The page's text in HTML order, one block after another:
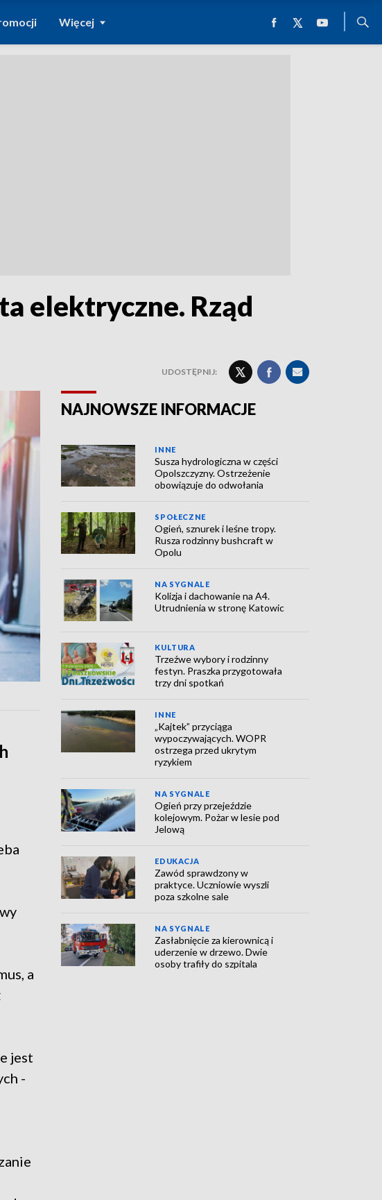
Więcej
elektryczne. Rząd
UDOSTĘPNIJ:
a
jest
-
NAJNOWSZE INFORMACJE
INNE
Susza hydrologiczna w części
Opolszczyzny. Ostrzeżenie
obowiązuje do odwołania
SPOŁECZNE
Ogień, sznurek i leśne tropy.
Rusza rodzinny bushcraft w
Opolu
NA SYGNALE
Kolizja i dachowanie na A4.
Utrudnienia w stronę Katowic
KULTURA
Trzeźwe wybory i rodzinny
festyn. Praszka przygotowała
trzy dni spotkań
INNE
„Kajtek” przyciąga
wypoczywających. WOPR
ostrzega przed ukrytym
ryzykiem
NA SYGNALE
Ogień przy przejeździe
kolejowym. Pożar w lesie pod
Jelową
EDUKACJA
Zawód sprawdzony w
praktyce. Uczniowie wyszli
poza szkolne sale
NA SYGNALE
Zasłabnięcie za kierownicą i
uderzenie w drzewo. Dwie
osoby trafiły do szpitala